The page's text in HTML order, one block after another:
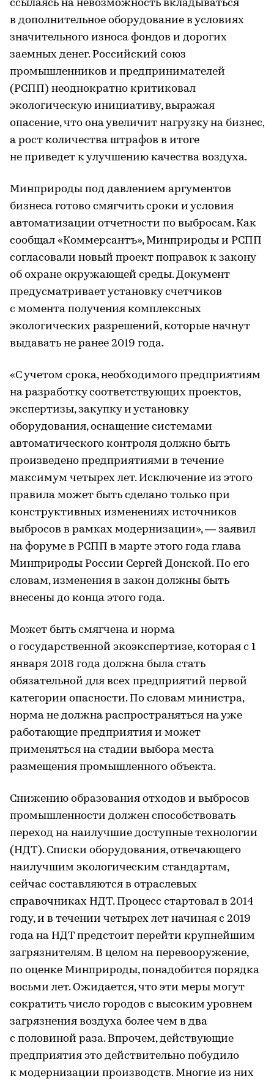
ссылаясь на невозможность вкладываться
в дополнительное оборудование в условиях
значительного износа фондов и дорогих
заемных денег. Российский союз
промышленников и предпринимателей
(РСПП) неоднократно критиковал
экологическую инициативу, выражая
опасение, что она увеличит нагрузку на бизнес,
а рост количества штрафов в итоге
не приведет к улучшению качества воздуха.
Минприроды под давлением аргументов
бизнеса готово смягчить сроки и условия
автоматизации отчетности по выбросам. Как
сообщал «Коммерсантъ», Минприроды и РСПП
согласовали новый проект поправок к закону
об охране окружающей среды. Документ
предусматривает установку счетчиков
с момента получения комплексных
экологических разрешений, которые начнут
выдавать не ранее 2019 года.
«С учетом срока, необходимого предприятиям
на разработку соответствующих проектов,
экспертизы, закупку и установку
оборудования, оснащение системами
автоматического контроля должно быть
произведено предприятиями в течение
максимум четырех лет. Исключение из этого
правила может быть сделано только при
конструктивных изменениях источников
выбросов в рамках модернизации», — заявил
на форуме в РСПП в марте этого года глава
Минприроды России Сергей Донской. По его
словам, изменения в закон должны быть
внесены до конца этого года.
Может быть смягчена и норма
о государственной экоэкспертизе, которая с 1
января 2018 года должна была стать
обязательной для всех предприятий первой
категории опасности. По словам министра,
норма не должна распространяться на уже
работающие предприятия и может
применяться на стадии выбора места
размещения промышленного объекта.
Снижению образования отходов и выбросов
промышленности должен способствовать
переход на наилучшие доступные технологии
(НДТ). Списки оборудования, отвечающего
наилучшим экологическим стандартам,
сейчас составляются в отраслевых
справочниках НДТ. Процесс стартовал в 2014
году, и в течении четырех лет начиная с 2019
года на НДТ предстоит перейти крупнейшим
загрязнителям. В целом на перевооружение,
по оценке Минприроды, понадобится порядка
восьми лет. Ожидается, что эти меры могут
сократить число городов с высоким уровнем
загрязнения воздуха более чем в два
с половиной раза. Впрочем, действующие
предприятия это действительно побудило
к модернизации производств. Многие из них